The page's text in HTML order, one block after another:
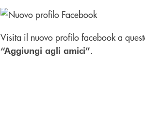
Visita il nuovo profilo facebook a
“Aggiungi agli amici”.